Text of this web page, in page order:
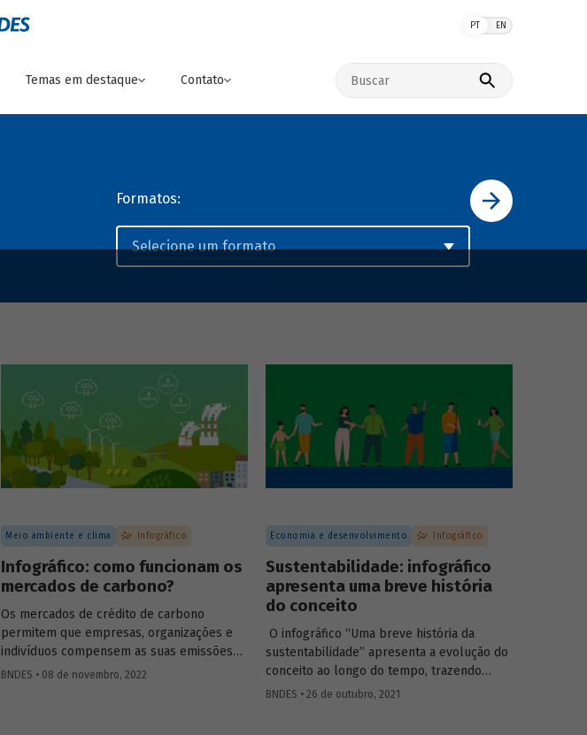
PT EN
Temas em destaque Contato
Buscar no site
Formatos:
Meio ambiente e clima Infográfico
Infográfico: como funcionam os
mercados de carbono?
Os mercados de crédito de carbono
permitem que empresas, organizações e
indivíduos compensem as suas emissões
de gases de efeito estufa (GEE) a partir da
BNDES • 08 de novembro, 2022
Economia e desenvolvimento Infográfico
Sustentabilidade: infográfico
apresenta uma breve história
do conceito
O infográfico “Uma breve história da
sustentabilidade” apresenta a evolução do
conceito ao longo do tempo, trazendo
informações sobre os principais marcos no
BNDES • 26 de outubro, 2021